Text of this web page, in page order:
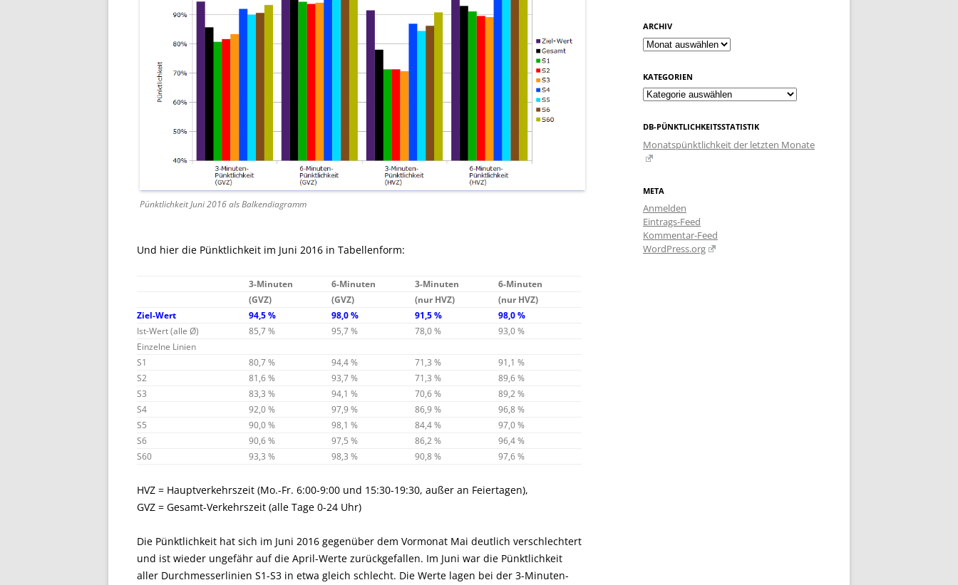
Pünktlichkeit Juni 2016 als Balkendiagramm
Und hier die Pünktlichkeit im Juni 2016 in Tabellenform:
3-Minuten 6-Minuten 3-Minuten
6-Minuten
(GVZ)
(GVZ) (nur HVZ)
(nur HVZ)
Ziel-Wert
94,5 % 98,0 % 91,5 %
98,0 %
Ist-Wert (alle Ø)
85,7 % 95,7 % 78,0 %
93,0 %
Einzelne Linien
S1
80,7 % 94,4 % 71,3 %
91,1 %
S2
81,6 % 93,7 % 71,3 %
89,6 %
S3
83,3 % 94,1 % 70,6 %
89,2 %
S4
92,0 % 97,9 % 86,9 %
96,8 %
S5
90,0 % 98,1 % 84,4 %
97,0 %
S6
90,6 % 97,5 % 86,2 %
96,4 %
S60
93,3 % 98,3 % 90,8 % 97,6 %
HVZ = Hauptverkehrszeit (Mo.-Fr. 6:00-9:00 und 15:30-19:30, außer an Feiertagen),
GVZ = Gesamt-Verkehrszeit (alle Tage 0-24 Uhr)
Die Pünktlichkeit hat sich im Juni 2016 gegenüber dem Vormonat Mai deutlich verschlechtert
und ist wieder ungefähr auf die April-Werte zurückgefallen. Im Juni war die Pünktlichkeit
aller Durchmesserlinien S1-S3 in etwa gleich schlecht. Die Werte lagen bei der 3-Minuten-
ARCHIV
Archiv
KATEGORIEN
Kategorien
DB-PÜNKTLICHKEITSSTATISTIK
Monatspünktlichkeit der letzten Monate
META
Anmelden
Eintrags-Feed
Kommentar-Feed
WordPress.org